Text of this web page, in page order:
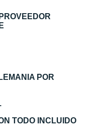
POR
TODO INCLUIDO